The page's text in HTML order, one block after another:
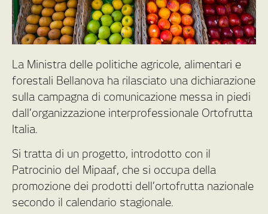
La Ministra delle politiche agricole, alimentari e
forestali Bellanova ha rilasciato una dichiarazione
sulla campagna di comunicazione messa in piedi
dall’organizzazione interprofessionale Ortofrutta
Italia.
Si tratta di un progetto, introdotto con il
Patrocinio del Mipaaf, che si occupa della
promozione dei prodotti dell’ortofrutta nazionale
secondo il calendario stagionale.